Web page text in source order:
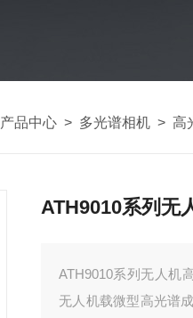
产品中心 > 多光谱相机 > 高
ATH9010系列无
ATH9010系列无人机
无人机载微型高光谱